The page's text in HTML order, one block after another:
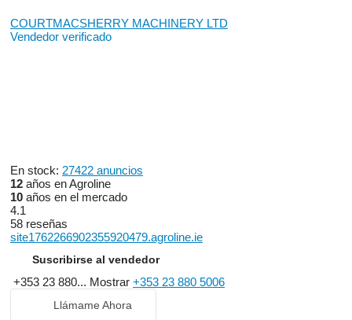
COURTMACSHERRY MACHINERY LTD
Vendedor verificado
En stock: 27422 anuncios
12 años en Agroline
10 años en el mercado
4.1
58 reseñas
site1762266902355920479.agroline.ie
Suscribirse al vendedor
+353 23 880... Mostrar +353 23 880 5006
Llámame Ahora